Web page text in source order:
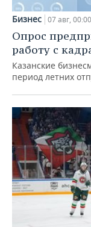
Бизнес 07 авг, 00:00
Опрос
работу с
Казанские
период летних